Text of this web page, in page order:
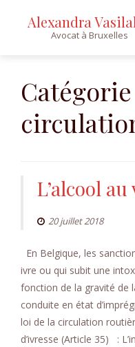
content
Alexandra
Avocat à Bruxelles
L’alcool
20 juillet 2018
En Belgique, les
ivre ou qui subit une
fonction de la gravité de
conduite en état
loi de la circulation
d’ivresse (Article 35) :